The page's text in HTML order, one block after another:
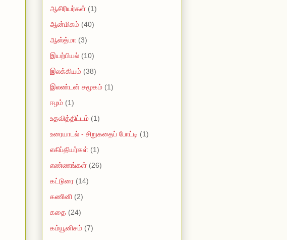
ஆசிரியர்கள் (1)
ஆன்மிகம் (40)
ஆஸ்த்மா (3)
இயற்பியல் (10)
இலக்கியம் (38)
இலண்டன் சமூகம் (1)
ஈழம் (1)
உதவித்திட்டம் (1)
உரையாடல் - சிறுகதைப் போட்டி (1)
எகிப்தியர்கள் (1)
எண்ணங்கள் (26)
கட்டுரை (14)
கணினி (2)
கதை (24)
கம்யூனிசம் (7)